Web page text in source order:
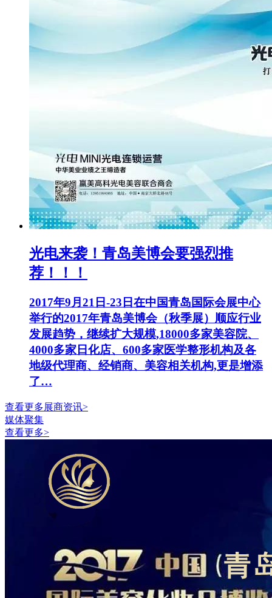
光电来袭！青岛美博会要强烈推
荐！！！
2017年9月21日-23日在中国青岛国际会展中心
举行的2017年青岛美博会（秋季展）顺应行业
发展趋势，继续扩大规模,18000多家美容院、
4000多家日化店、600多家医学整形机构及各
地级代理商、经销商、美容相关机构,更是增添
了…
查看更多展商资讯>
媒体聚集
查看更多>